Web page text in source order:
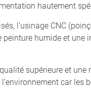
hautement
l'usinage CNC
humide et une
supérieure et une
car les